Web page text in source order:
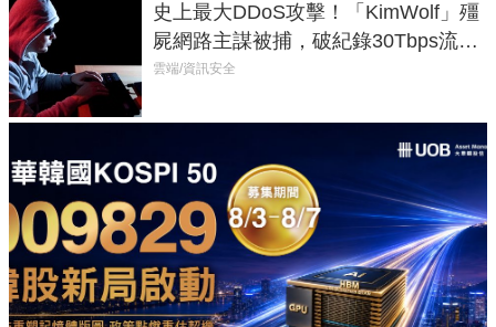
史上最大DDoS攻擊！「KimWolf」殭
屍網路主謀被捕，破紀錄30Tbps流量
癱瘓全球！
雲端/資訊安全